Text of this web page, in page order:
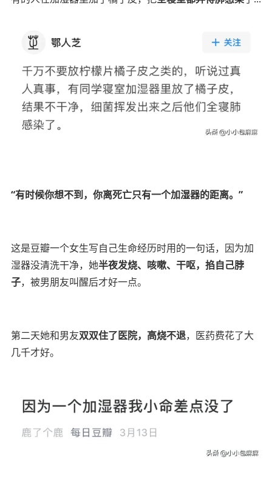
“有时候你想不到，你离死亡只有一个加湿器的距离。”
这是豆瓣一个女生写自己生命经历时用的一句话，因为加
湿器没清洗干净，她半夜发烧、咳嗽、干呕，掐自己脖
子，被男朋友叫醒后才好一点。
第二天她和男友双双住了医院，高烧不退，医药费花了大
几千才好。